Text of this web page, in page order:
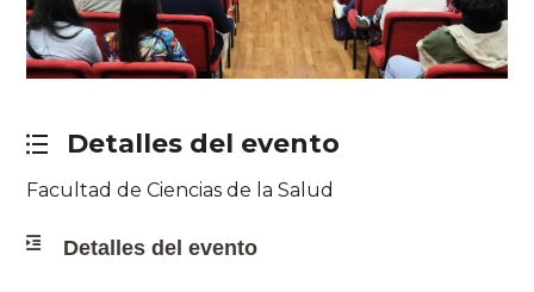
Detalles del evento
Facultad de Ciencias de la Salud
Detalles del evento